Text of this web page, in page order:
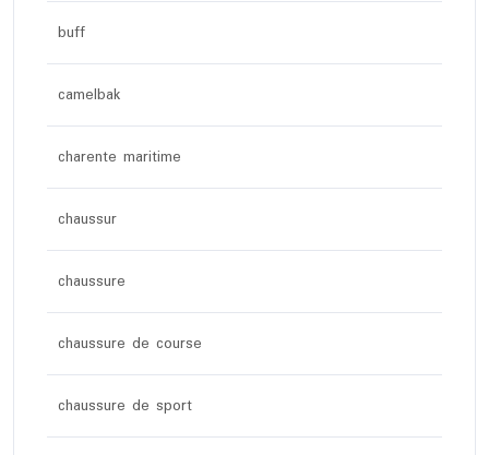
buff
camelbak
charente maritime
chaussur
chaussure
chaussure de course
chaussure de sport